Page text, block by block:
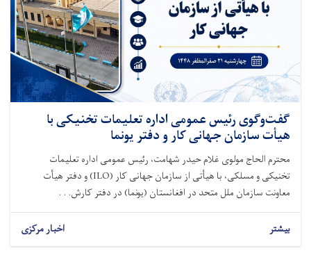
گفت‌وگوی رئیس عمومی اداره تعلیمات تخنیکی با
هیأت سازمان جهانی کار و دفتر یونما
محترم الحاج مولوی غلام حیدر شهامت، رئیس عمومی اداره تعلیمات
تخنیکی و مسلکی، با هیأتی از سازمان جهانی کار (ILO) و دفتر هیأت
معاونت سازمان ملل متحد در افغانستان (یونما) در دفتر کارش. . .
بیشتر اخبار مرکزی